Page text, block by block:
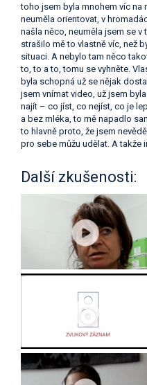
toho jsem byla mnohem víc na
neuměla orientovat, v
našla něco, neuměla jsem se
strašilo mě to vlastně víc, než
situaci. A nebylo tam něco
to, to a to, tomu se vyhněte.
byla schopná už se nějak
jsem vnímat video, už jsem
najít – co jíst, co nejíst, co je
a bez mléka, to mě napadlo
to hlavně proto, že jsem
pro sebe můžu udělat. A takže
Další zkušenosti: